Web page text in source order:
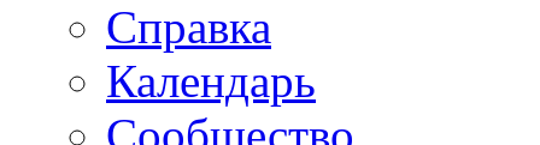
Справка
Календарь